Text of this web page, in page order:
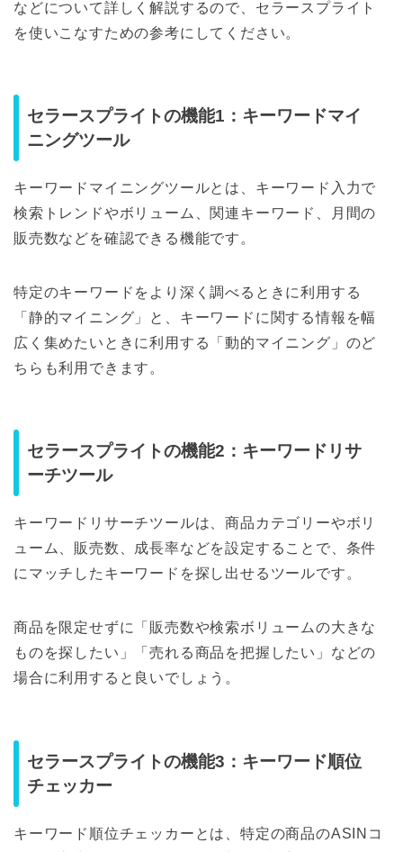
などについて詳しく解説するので、セラースプライト
を使いこなすための参考にしてください。
セラースプライトの機能1：キーワードマイ
ニングツール
キーワードマイニングツールとは、キーワード入力で
検索トレンドやボリューム、関連キーワード、月間の
販売数などを確認できる機能です。
特定のキーワードをより深く調べるときに利用する
「静的マイニング」と、キーワードに関する情報を幅
広く集めたいときに利用する「動的マイニング」のど
ちらも利用できます。
セラースプライトの機能2：キーワードリサ
ーチツール
キーワードリサーチツールは、商品カテゴリーやボリ
ューム、販売数、成長率などを設定することで、条件
にマッチしたキーワードを探し出せるツールです。
商品を限定せずに「販売数や検索ボリュームの大きな
ものを探したい」「売れる商品を把握したい」などの
場合に利用すると良いでしょう。
セラースプライトの機能3：キーワード順位
チェッカー
キーワード順位チェッカーとは、特定の商品のASINコ